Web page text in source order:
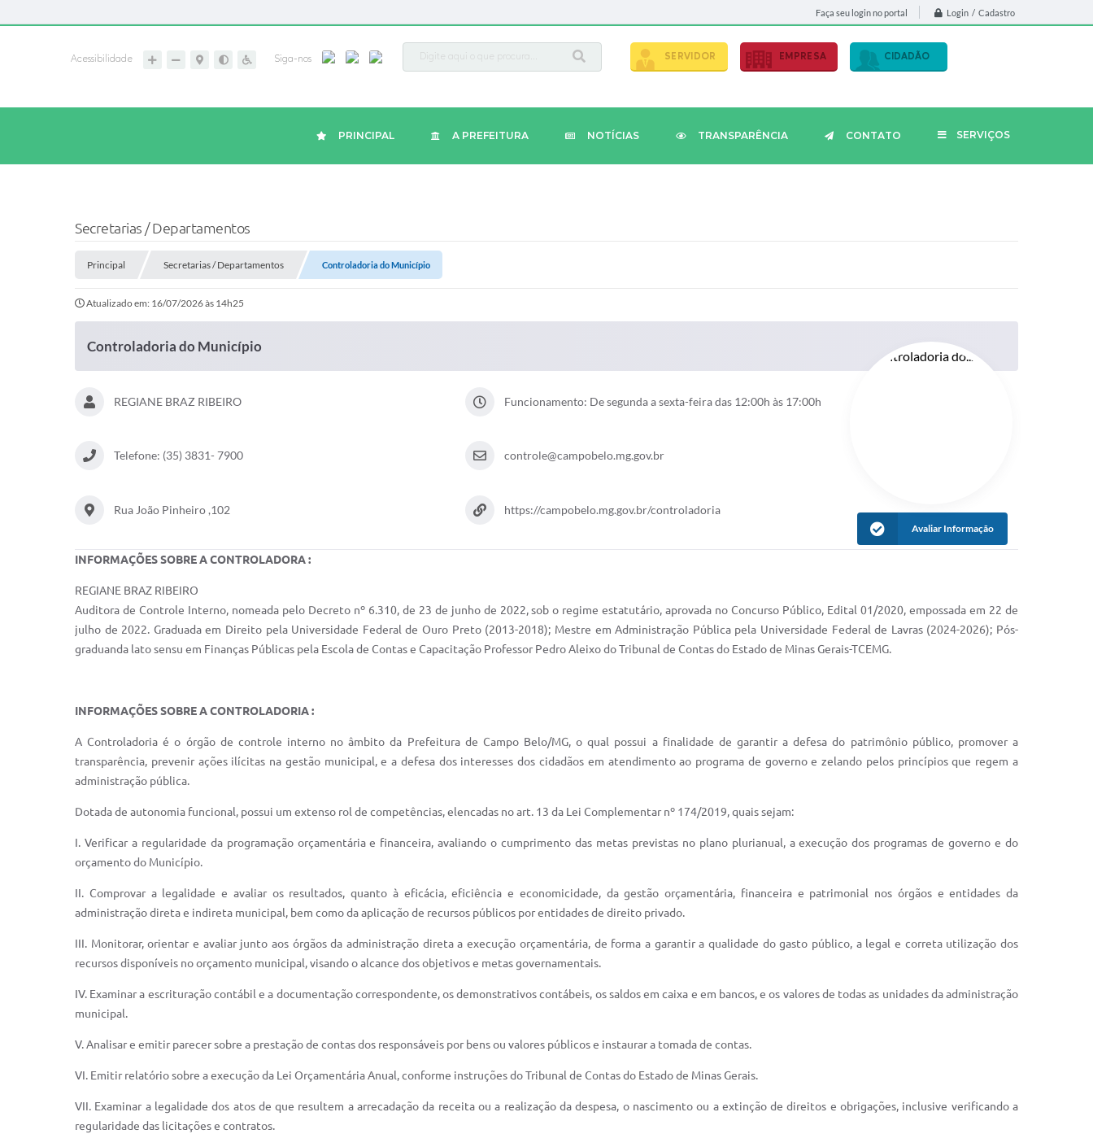
Faça seu login no portal Login / Cadastro
Acessibilidade Siga-nos SERVIDOR EMPRESA CIDADÃO
PRINCIPAL A PREFEITURA NOTÍCIAS TRANSPARÊNCIA CONTATO SERVIÇOS
Secretarias / Departamentos
Principal Secretarias / Departamentos Controladoria do Município
Atualizado em: 16/07/2026 às 14h25
Controladoria do Município
REGIANE BRAZ RIBEIRO Funcionamento: De segunda a sexta-feira das 12:00h às 17:00h
Telefone: (35) 3831- 7900 controle@campobelo.mg.gov.br
Rua João Pinheiro ,102 https://campobelo.mg.gov.br/controladoria
Avaliar Informação
INFORMAÇÕES SOBRE A CONTROLADORA :
REGIANE BRAZ RIBEIRO
Auditora de Controle Interno, nomeada pelo Decreto nº 6.310, de 23 de junho de 2022, sob o regime estatutário, aprovada no Concurso Público, Edital 01/2020, empossada em 22 de
julho de 2022. Graduada em Direito pela Universidade Federal de Ouro Preto (2013-2018); Mestre em Administração Pública pela Universidade Federal de Lavras (2024-2026); Pós-
graduanda lato sensu em Finanças Públicas pela Escola de Contas e Capacitação Professor Pedro Aleixo do Tribunal de Contas do Estado de Minas Gerais-TCEMG.
INFORMAÇÕES SOBRE A CONTROLADORIA :
A Controladoria é o órgão de controle interno no âmbito da Prefeitura de Campo Belo/MG, o qual possui a finalidade de garantir a defesa do patrimônio público, promover a
transparência, prevenir ações ilícitas na gestão municipal, e a defesa dos interesses dos cidadãos em atendimento ao programa de governo e zelando pelos princípios que regem a
administração pública.
Dotada de autonomia funcional, possui um extenso rol de competências, elencadas no art. 13 da Lei Complementar nº 174/2019, quais sejam:
I. Verificar a regularidade da programação orçamentária e financeira, avaliando o cumprimento das metas previstas no plano plurianual, a execução dos programas de governo e do
orçamento do Município.
II. Comprovar a legalidade e avaliar os resultados, quanto à eficácia, eficiência e economicidade, da gestão orçamentária, financeira e patrimonial nos órgãos e entidades da
administração direta e indireta municipal, bem como da aplicação de recursos públicos por entidades de direito privado.
III. Monitorar, orientar e avaliar junto aos órgãos da administração direta a execução orçamentária, de forma a garantir a qualidade do gasto público, a legal e correta utilização dos
recursos disponíveis no orçamento municipal, visando o alcance dos objetivos e metas governamentais.
IV. Examinar a escrituração contábil e a documentação correspondente, os demonstrativos contábeis, os saldos em caixa e em bancos, e os valores de todas as unidades da administração
municipal.
V. Analisar e emitir parecer sobre a prestação de contas dos responsáveis por bens ou valores públicos e instaurar a tomada de contas.
VI. Emitir relatório sobre a execução da Lei Orçamentária Anual, conforme instruções do Tribunal de Contas do Estado de Minas Gerais.
VII. Examinar a legalidade dos atos de que resultem a arrecadação da receita ou a realização da despesa, o nascimento ou a extinção de direitos e obrigações, inclusive verificando a
regularidade das licitações e contratos.